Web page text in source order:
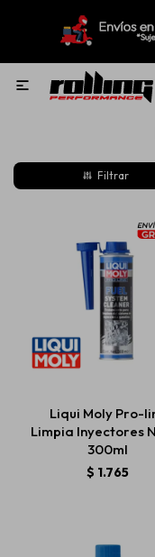

Liqui Moly Pro-
Limpia Inyectores
300ml
$ 1.765
Nuevo!
Lubricantes
Aditivos
Estética automotriz